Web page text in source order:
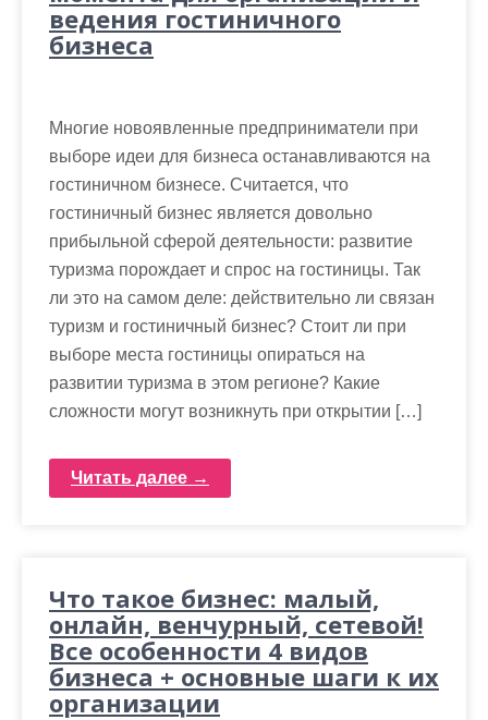
ведения гостиничного
бизнеса
Многие новоявленные предприниматели при
выборе идеи для бизнеса останавливаются на
гостиничном бизнесе. Считается, что
гостиничный бизнес является довольно
прибыльной сферой деятельности: развитие
туризма порождает и спрос на гостиницы. Так
ли это на самом деле: действительно ли связан
туризм и гостиничный бизнес? Стоит ли при
выборе места гостиницы опираться на
развитии туризма в этом регионе? Какие
сложности могут возникнуть при открытии […]
Читать далее →
Что такое бизнес: малый,
онлайн, венчурный, сетевой!
Все особенности 4 видов
бизнеса + основные шаги к их
организации